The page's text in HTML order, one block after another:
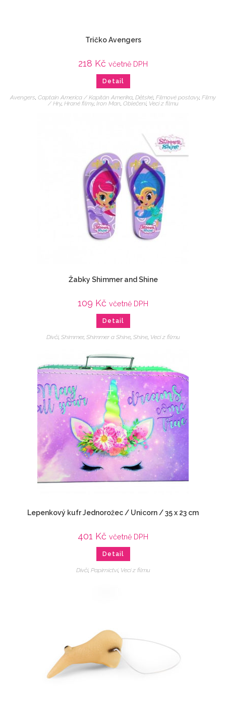
Tričko Avengers
218 Kč včetně DPH
Detail
Avengers, Captain America / Kapitán Amerika, Dětské, Filmové postavy, Filmy
/ Hry, Hrané filmy, Iron Man, Oblečení, Veci z filmu
Žabky Shimmer and Shine
109 Kč včetně DPH
Detail
Dívčí, Shimmer, Shimmer a Shine, Shine, Veci z filmu
Lepenkový kufr Jednorožec / Unicorn / 35 x 23 cm
401 Kč včetně DPH
Detail
Dívčí, Papírnictví, Veci z filmu